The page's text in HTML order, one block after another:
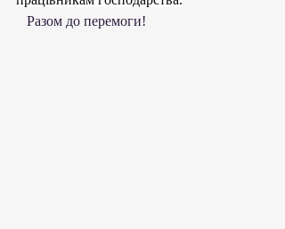
   Разом до перемоги!